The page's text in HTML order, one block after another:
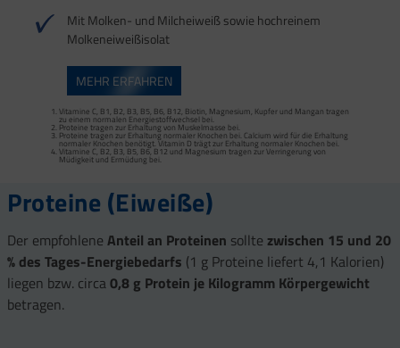
Mit Molken- und Milcheiweiß sowie hochreinem
Molkeneiweißisolat
MEHR ERFAHREN
Vitamine C, B1, B2, B3, B5, B6, B12, Biotin, Magnesium, Kupfer und Mangan tragen
zu einem normalen Energiestoffwechsel bei.
Proteine tragen zur Erhaltung von Muskelmasse bei.
Proteine tragen zur Erhaltung normaler Knochen bei. Calcium wird für die Erhaltung
normaler Knochen benötigt. Vitamin D trägt zur Erhaltung normaler Knochen bei.
Vitamine C, B2, B3, B5, B6, B12 und Magnesium tragen zur Verringerung von
Müdigkeit und Ermüdung bei.
Vitamine C, B1, B2, B3, B5, B6, B12, Biotin, Magnesium, Kupfer und Mangan tragen
Vitamine C, B2, B3, B5, B6, B12 und Magnesium tragen zur Verringerung von
Müdigkeit und Ermüdung bei.
Proteine (Eiweiße)
Der empfohlene Anteil an Proteinen sollte zwischen 15 und 20
% des Tages-Energiebedarfs (1 g Proteine liefert 4,1 Kalorien)
liegen bzw. circa0,8 g Protein je Kilogramm Körpergewicht
betragen.